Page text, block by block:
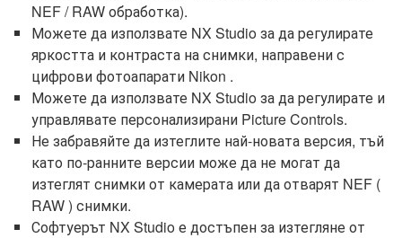
NEF / RAW обработка).
Можете да използвате NX Studio за да регулирате
яркостта и контраста на снимки, направени с
цифрови фотоапарати Nikon .
Можете да използвате NX Studio за да регулирате и
управлявате персонализирани Picture Controls.
Не забравяйте да изтеглите най-новата версия, тъй
като по-ранните версии може да не могат да
изтеглят снимки от камерата или да отварят NEF (
RAW ) снимки.
Софтуерът NX Studio е достъпен за изтегляне от